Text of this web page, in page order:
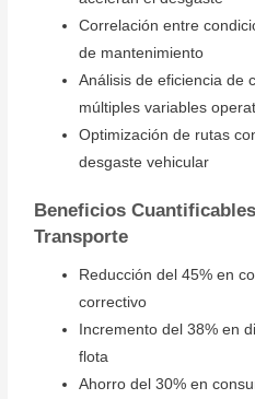
Correlación entre
de mantenimiento
Análisis de eficiencia de
múltiples variables
Optimización de rutas
desgaste vehicular
Beneficios
Transporte
Reducción del 45% en
correctivo
Incremento del 38% en
flota
Ahorro del 30% en